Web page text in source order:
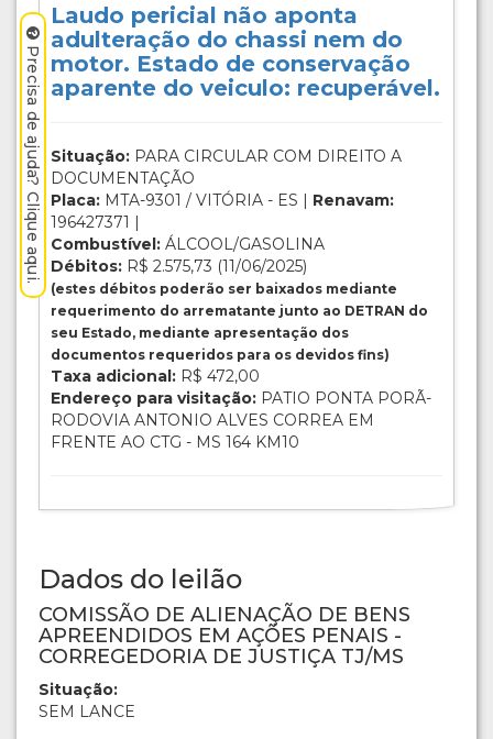
Laudo pericial não aponta
adulteração do chassi nem do
motor. Estado de conservação
aparente do veiculo: recuperável.
Situação: PARA CIRCULAR COM DIREITO A
DOCUMENTAÇÃO
Placa: MTA-9301 / VITÓRIA - ES | Renavam:
196427371 |
Combustível: ÁLCOOL/GASOLINA
Débitos: R$ 2.575,73 (11/06/2025)
(estes débitos poderão ser baixados mediante
requerimento do arrematante junto ao DETRAN do
seu Estado, mediante apresentação dos
documentos requeridos para os devidos fins)
Taxa adicional: R$ 472,00
Endereço para visitação: PATIO PONTA PORÃ-
RODOVIA ANTONIO ALVES CORREA EM
FRENTE AO CTG - MS 164 KM10
Dados do leilão
COMISSÃO DE ALIENAÇÃO DE BENS
APREENDIDOS EM AÇÕES PENAIS -
CORREGEDORIA DE JUSTIÇA TJ/MS
Situação:
SEM LANCE
Precisa de ajuda? Clique aqui.